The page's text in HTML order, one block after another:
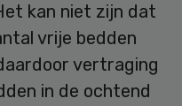
kan niet zijn dat
vrije bedden
vertraging
in de ochtend